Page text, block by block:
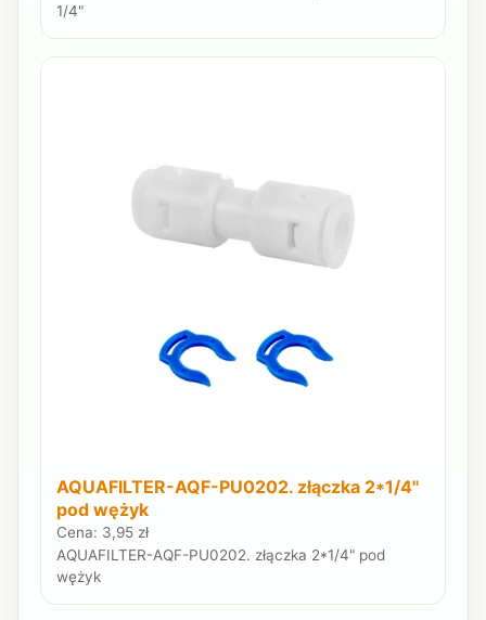
1/4"
AQUAFILTER-AQF-PU0202. złączka 2*1/4"
pod wężyk
Cena: 3,95 zł
AQUAFILTER-AQF-PU0202. złączka 2*1/4" pod
wężyk